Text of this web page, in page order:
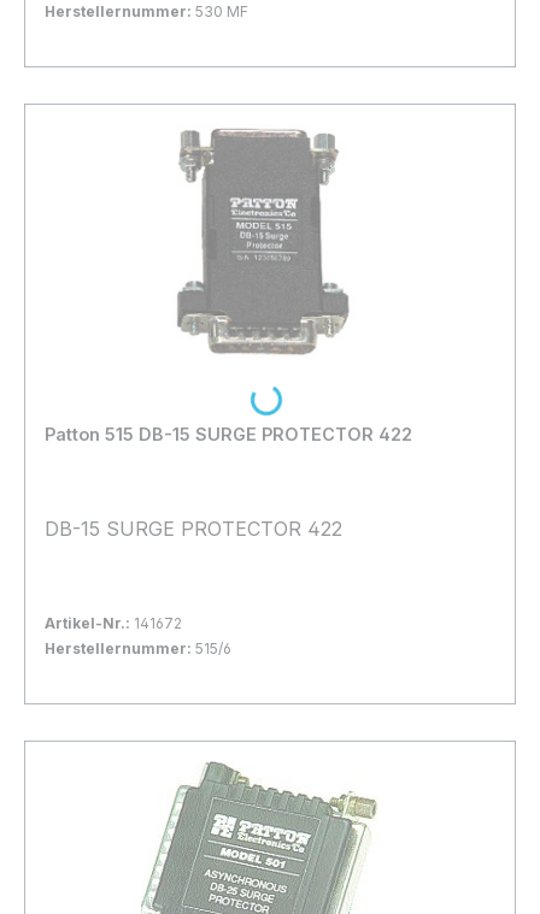
Herstellernummer: 530 MF
In den Warenkorb
Patton 515 DB-15 SURGE PROTECTOR 422
DB-15 SURGE PROTECTOR 422
Artikel-Nr.: 141672
Herstellernummer: 515/6
In den Warenkorb
Loading...